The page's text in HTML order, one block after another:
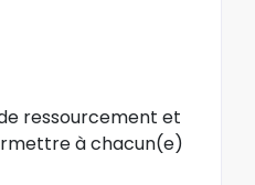
ressourcement et
à chacun(e)